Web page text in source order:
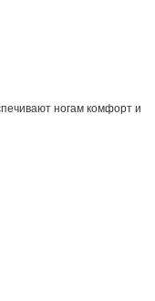
ногам комфорт и